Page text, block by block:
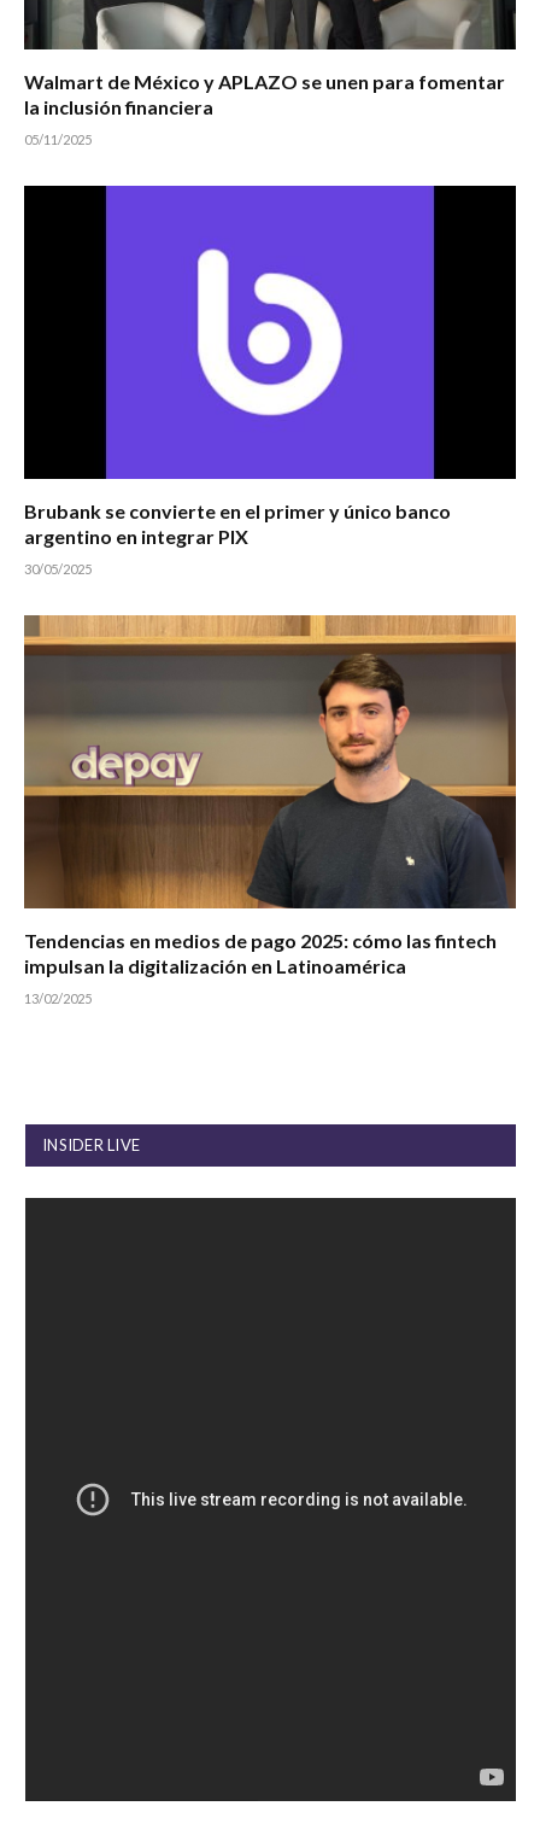
Walmart de México y APLAZO se unen para fomentar
la inclusión financiera
05/11/2025
Brubank se convierte en el primer y único banco
argentino en integrar PIX
30/05/2025
Tendencias en medios de pago 2025: cómo las fintech
impulsan la digitalización en Latinoamérica
13/02/2025
INSIDER LIVE